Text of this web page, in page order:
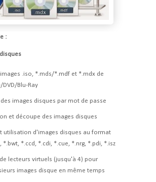
:
.iso, *.mds/*.mdf et *.mdx de
DVD/Blu-Ray
images disques par mot de passe
et découpe des images disques
utilisation d'images disques au format
*.bwt, *.ccd, *.cdi, *.cue, *.nrg, *.pdi, *.isz
lecteurs virtuels (jusqu'à 4) pour
images disque en même temps